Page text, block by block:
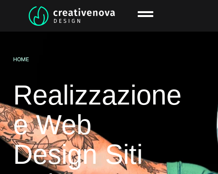
HOME
Realizzazione
e Web
Design Siti